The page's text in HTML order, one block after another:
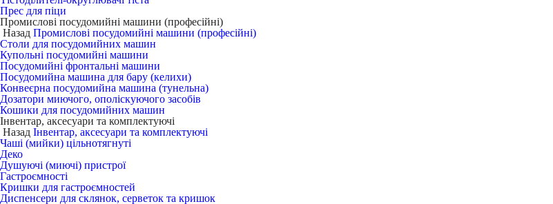
Прес для піци
Промислові посудомийні машини (професійні)
Назад Промислові посудомийні машини (професійні)
Столи для посудомийних машин
Купольні посудомийні машини
Посудомийні фронтальні машини
Посудомийна машина для бару (келихи)
Конвеєрна посудомийна машина (тунельна)
Дозатори миючого, ополіскуючого засобів
Кошики для посудомийних машин
Інвентар, аксесуари та комплектуючі
Назад Інвентар, аксесуари та комплектуючі
Чаші (мийки) цільнотягнуті
Деко
Душуючі (миючі) пристрої
Гастроємності
Кришки для гастроємностей
Диспенсери для склянок, серветок та кришок